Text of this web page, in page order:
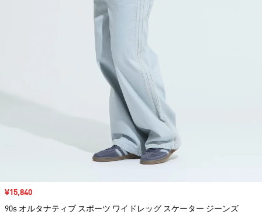
セール価格
¥15,840
90s オルタナティブ スポーツ ワイドレッグ スケーター ジーンズ